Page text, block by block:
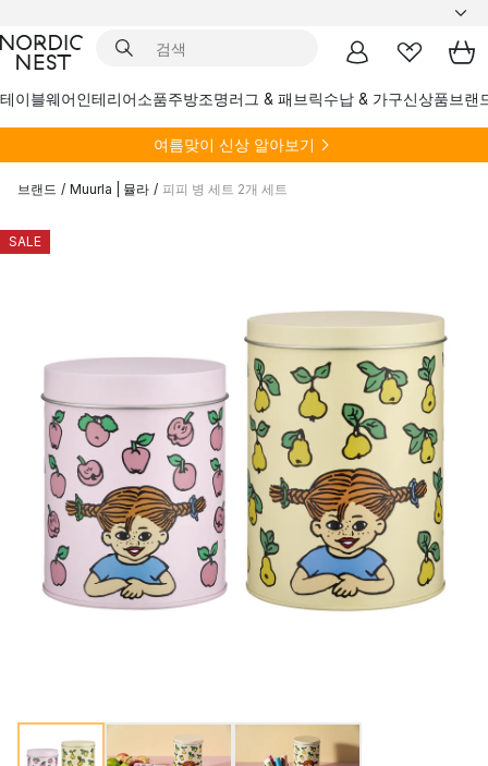
테이블웨어인테리어소품주방조명러그 & 패브릭수납 & 가구신상품브랜
여름맞이 신상 알아보기
브랜드 / Muurla | 뮬라 / 피피 병 세트 2개 세트
SALE